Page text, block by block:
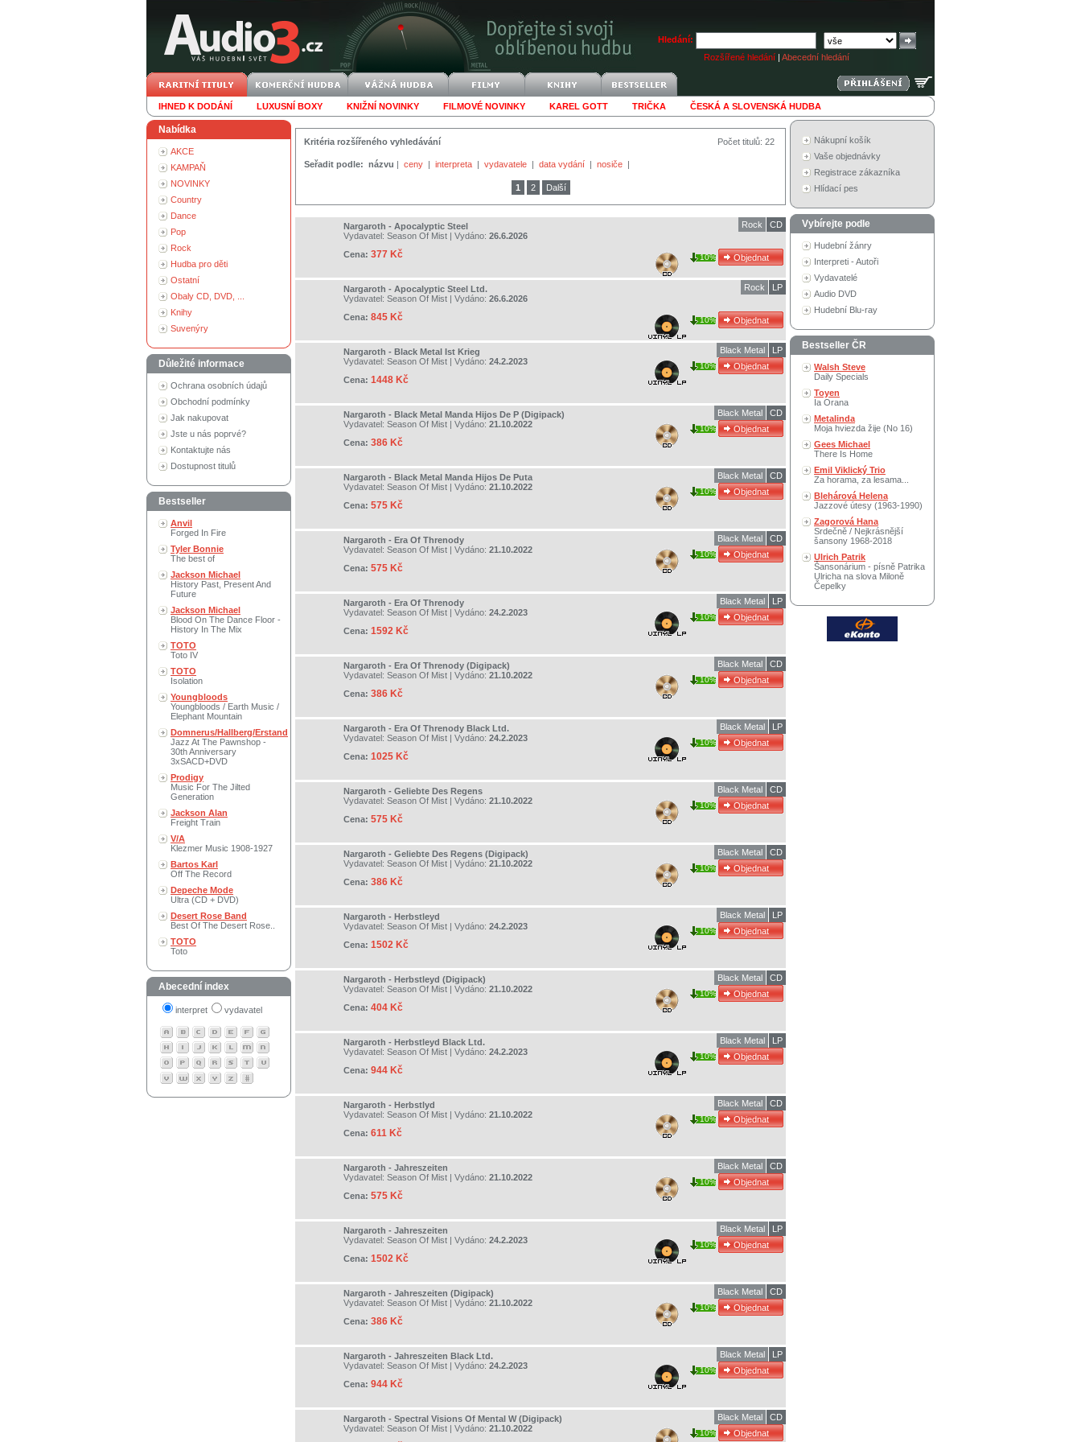
Hledání:
Rozšířené hledání | Abecední hledání
IHNED K DODÁNÍ LUXUSNÍ BOXY KNIŽNÍ NOVINKY FILMOVÉ NOVINKY KAREL GOTT TRIČKA ČESKÁ A SLOVENSKÁ HUDBA
Nabídka
AKCE
KAMPAŇ
NOVINKY
Country
Dance
Pop
Rock
Hudba pro děti
Ostatní
Obaly CD, DVD, ...
Knihy
Suvenýry
Důležité informace
Ochrana osobních údajů
Obchodní podmínky
Jak nakupovat
Jste u nás poprvé?
Kontaktujte nás
Dostupnost titulů
Bestseller
Anvil
Forged In Fire
Tyler Bonnie
The best of
Jackson Michael
History Past, Present And
Future
Jackson Michael
Blood On The Dance Floor -
History In The Mix
TOTO
Toto IV
TOTO
Isolation
Youngbloods
Youngbloods / Earth Music /
Elephant Mountain
Domnerus/Hallberg/Erstand
Jazz At The Pawnshop -
30th Anniversary
3xSACD+DVD
Prodigy
Music For The Jilted
Generation
Jackson Alan
Freight Train
V/A
Klezmer Music 1908-1927
Bartos Karl
Off The Record
Depeche Mode
Ultra (CD + DVD)
Desert Rose Band
Best Of The Desert Rose..
TOTO
Toto
Abecední index
interpret vydavatel
Počet titulů: 22
Kritéria rozšířeného vyhledávání
Seřadit podle: názvu | ceny | interpreta | vydavatele | data vydání | nosiče |
1 2 Další
Nargaroth - Apocalyptic Steel
Vydavatel: Season Of Mist | Vydáno: 26.6.2026
Cena: 377 Kč
CD
Rock
10%
Nargaroth - Apocalyptic Steel Ltd.
Vydavatel: Season Of Mist | Vydáno: 26.6.2026
Cena: 845 Kč
LP
Rock
10%
Nargaroth - Black Metal Ist Krieg
Vydavatel: Season Of Mist | Vydáno: 24.2.2023
Cena: 1448 Kč
LP
Black Metal
10%
Nargaroth - Black Metal Manda Hijos De P (Digipack)
Vydavatel: Season Of Mist | Vydáno: 21.10.2022
Cena: 386 Kč
CD
Black Metal
10%
Nargaroth - Black Metal Manda Hijos De Puta
Vydavatel: Season Of Mist | Vydáno: 21.10.2022
Cena: 575 Kč
CD
Black Metal
10%
Nargaroth - Era Of Threnody
Vydavatel: Season Of Mist | Vydáno: 21.10.2022
Cena: 575 Kč
CD
Black Metal
10%
Nargaroth - Era Of Threnody
Vydavatel: Season Of Mist | Vydáno: 24.2.2023
Cena: 1592 Kč
LP
Black Metal
10%
Nargaroth - Era Of Threnody (Digipack)
Vydavatel: Season Of Mist | Vydáno: 21.10.2022
Cena: 386 Kč
CD
Black Metal
10%
Nargaroth - Era Of Threnody Black Ltd.
Vydavatel: Season Of Mist | Vydáno: 24.2.2023
Cena: 1025 Kč
LP
Black Metal
10%
Nargaroth - Geliebte Des Regens
Vydavatel: Season Of Mist | Vydáno: 21.10.2022
Cena: 575 Kč
CD
Black Metal
10%
Nargaroth - Geliebte Des Regens (Digipack)
Vydavatel: Season Of Mist | Vydáno: 21.10.2022
Cena: 386 Kč
CD
Black Metal
10%
Nargaroth - Herbstleyd
Vydavatel: Season Of Mist | Vydáno: 24.2.2023
Cena: 1502 Kč
LP
Black Metal
10%
Nargaroth - Herbstleyd (Digipack)
Vydavatel: Season Of Mist | Vydáno: 21.10.2022
Cena: 404 Kč
CD
Black Metal
10%
Nargaroth - Herbstleyd Black Ltd.
Vydavatel: Season Of Mist | Vydáno: 24.2.2023
Cena: 944 Kč
LP
Black Metal
10%
Nargaroth - Herbstlyd
Vydavatel: Season Of Mist | Vydáno: 21.10.2022
Cena: 611 Kč
CD
Black Metal
10%
Nargaroth - Jahreszeiten
Vydavatel: Season Of Mist | Vydáno: 21.10.2022
Cena: 575 Kč
CD
Black Metal
10%
Nargaroth - Jahreszeiten
Vydavatel: Season Of Mist | Vydáno: 24.2.2023
Cena: 1502 Kč
LP
Black Metal
10%
Nargaroth - Jahreszeiten (Digipack)
Vydavatel: Season Of Mist | Vydáno: 21.10.2022
Cena: 386 Kč
CD
Black Metal
10%
Nargaroth - Jahreszeiten Black Ltd.
Vydavatel: Season Of Mist | Vydáno: 24.2.2023
Cena: 944 Kč
LP
Black Metal
10%
Nargaroth - Spectral Visions Of Mental W (Digipack)
Vydavatel: Season Of Mist | Vydáno: 21.10.2022
CD
Black Metal
10%
Nákupní košík
Vaše objednávky
Registrace zákazníka
Hlídací pes
Vybírejte podle
Hudební žánry
Interpreti - Autoři
Vydavatelé
Audio DVD
Hudební Blu-ray
Bestseller ČR
Walsh Steve
Daily Specials
Toyen
Ia Orana
Metalinda
Moja hviezda žije (No 16)
Gees Michael
There Is Home
Emil Viklický Trio
Za horama, za lesama...
Blehárová Helena
Jazzové útesy (1963-1990)
Zagorová Hana
Srdečně / Nejkrásnější
šansony 1968-2018
Ulrich Patrik
Šansonárium - písně Patrika
Ulricha na slova Miloně
Čepelky